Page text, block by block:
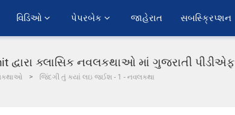
વિડિઓ પેપરબેક જાહેરાત સબસ્ક્રિપ્શન
ક્લાસિક નવલકથાઓ માં ગુજરાતી પીડીએફ
જિંદગી તું ક્યાં લઇ જઈશ - 1 - નવલકથા